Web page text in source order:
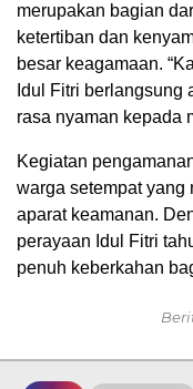
merupakan bagian
ketertiban dan
besar keagamaan.
Idul Fitri berlangsung
rasa nyaman kepada
Kegiatan
warga setempat yang
aparat keamanan.
perayaan Idul Fitri
penuh keberkahan